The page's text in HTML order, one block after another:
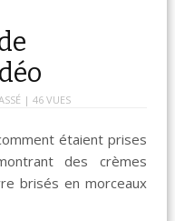
| 46 VUES
étaient prises
des crèmes
brisés en morceaux